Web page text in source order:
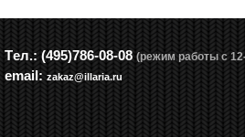
Tел.: (495)786-08-08 (режим работы с
email: zakaz@illaria.ru